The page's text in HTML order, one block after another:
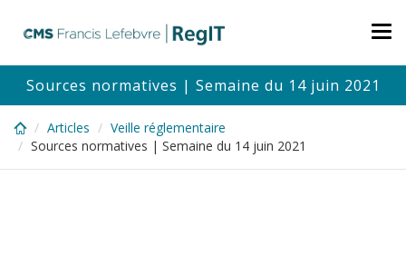
content
Sources normatives | Semaine du 14 juin 2021
Articles
Veille réglementaire
Sources normatives | Semaine du 14 juin 2021